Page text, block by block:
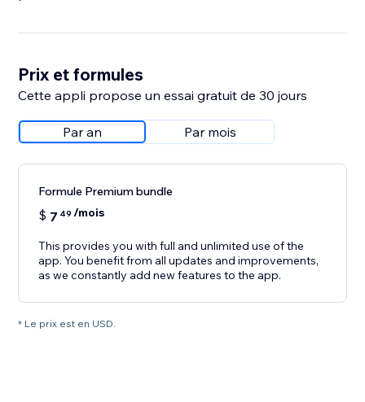
Prix et formules
Cette appli propose un essai gratuit de 30 jours
Par an Par mois
Formule Premium bundle
$ 7 49 /mois
This provides you with full and unlimited use of the
app. You benefit from all updates and improvements,
as we constantly add new features to the app.
* Le prix est en USD.